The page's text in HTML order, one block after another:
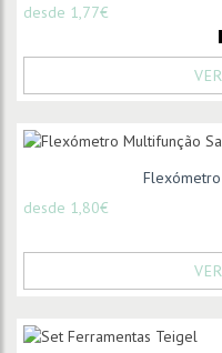
desde 1,77€
desde 1,80€